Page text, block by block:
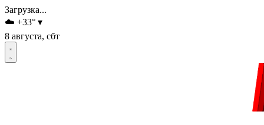
Загрузка...
☁️ +33° ▾
8 августа, сбт